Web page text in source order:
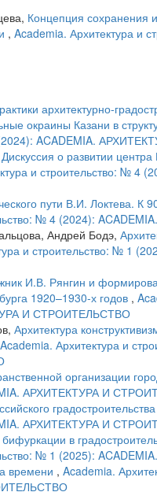
Концепция сохранения
, Academia. Архитектура и
архитектурно-
окраины Казани в
(2024): ACADEMIA.
Дискуссия о развитии
и строительство: № 4
пути В.И. Локтева. К
№ 4 (2024):
Андрей Бодэ,
и строительство: № 1
И.В. Рянгин и
1920–1930-х годов ,
И СТРОИТЕЛЬСТВО
Архитектура
Academia. Архитектура и
организации
АРХИТЕКТУРА И
градостроительства
АРХИТЕКТУРА И
бифуркации в
№ 1 (2025):
времени , Academia.